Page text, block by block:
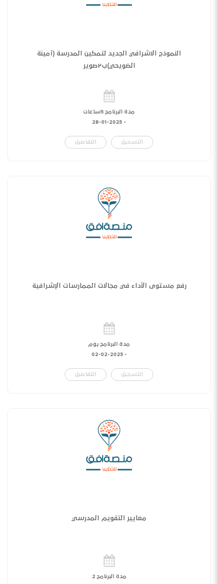
النموذج الاشرافي الجديد لتمكين المدرسة (أمينة
الضويحي)ب٢صوير
مدة البرنامج 5ساعات
-
28-01-2025
التسجيل التفاصيل
رفع مستوى الأداء في مجالات الممارسات الإشرافية
مدة البرنامج يوم
-
02-02-2025
التسجيل التفاصيل
معايير التقويم المدرسي
مدة البرنامج 2